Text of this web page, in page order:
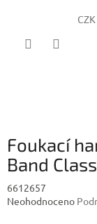
CZK
Foukací
Band
6612657
Průměrné
Neohodnoceno